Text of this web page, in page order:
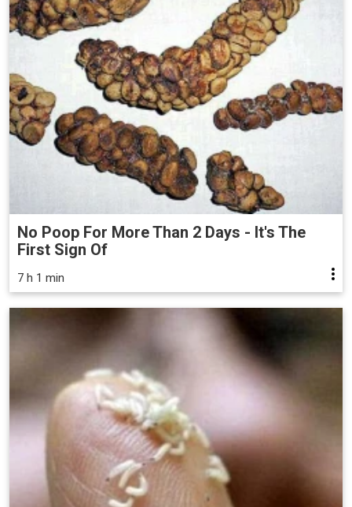
No Poop For More Than 2 Days - It's The
First Sign Of
7 h 1 min